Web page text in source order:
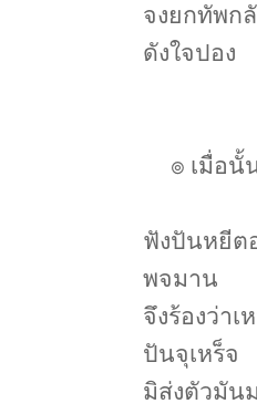
จงยกทัพก
ดังใจปอง
๏ เมื่อนั้
ฟังปันหยีต
พจมาน
จึงร้องว่าเ
ปันจุเหร็จ
มิส่งตัวมัน